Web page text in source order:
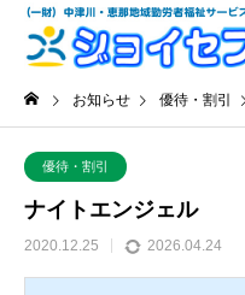
お知らせ 優待・割引
優待・割引
ナイトエンジェル
2020.12.25 2026.04.24